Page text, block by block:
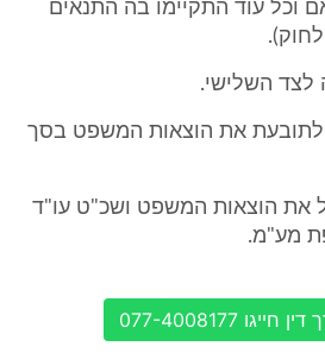
וכל עוד התקיימו בה התנאים
לצד השלישי.
לתובעת את הוצאות המשפט בסך
את הוצאות המשפט ושכ"ט עו"ד
077-4008177